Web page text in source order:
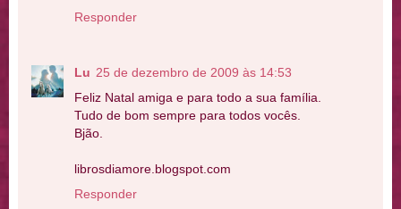
Responder
Lu 25 de dezembro de 2009 às 14:53
Feliz Natal amiga e para todo a sua família.
Tudo de bom sempre para todos vocês.
Bjão.
librosdiamore.blogspot.com
Responder